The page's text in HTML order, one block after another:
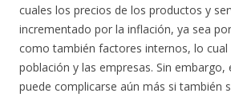
cuales los precios de los productos y
incrementado por la inflación, ya sea
como también factores internos, lo cual
población y las empresas. Sin embargo,
puede complicarse aún más si también